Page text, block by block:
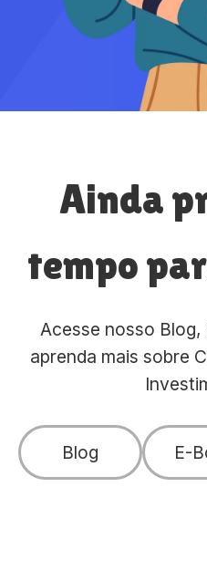
Ainda
tempo
Acesse nosso
aprenda mais sobre
Blog E-